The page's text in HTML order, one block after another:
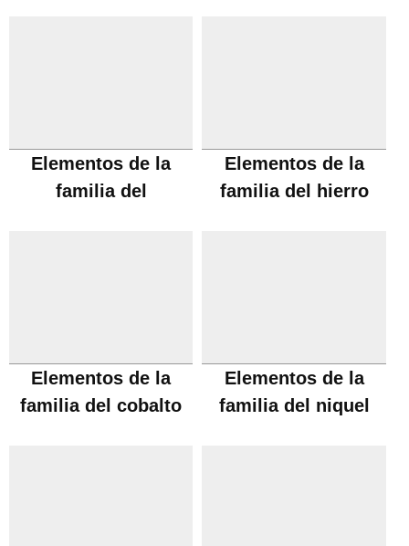
Elementos de la
familia del
Elementos de la
familia del hierro
Elementos de la
familia del cobalto
Elementos de la
familia del niquel